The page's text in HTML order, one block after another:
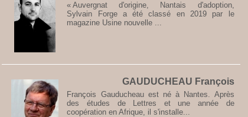
« Auvergnat d'origine, Nantais d'adoption,
Sylvain Forge a été classé en 2019 par le
magazine Usine nouvelle ...
GAUDUCHEAU François
François Gauducheau est né à Nantes. Après
des études de Lettres et une année de
coopération en Afrique, il s'installe...